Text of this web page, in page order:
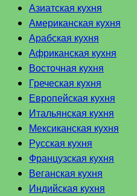
Азиатская кухня
Американская кухня
Арабская кухня
Африканская кухня
Восточная кухня
Греческая кухня
Европейская кухня
Итальянская кухня
Мексиканская кухня
Русская кухня
Французская кухня
Веганская кухня
Индийская кухня